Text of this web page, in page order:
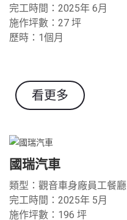
完工時間：2025年 6月
施作坪數：27 坪
歷時：1個月
看更多
國瑞汽車
類型：觀音車身廠員工餐廳
完工時間：2025年 5月
施作坪數：196 坪